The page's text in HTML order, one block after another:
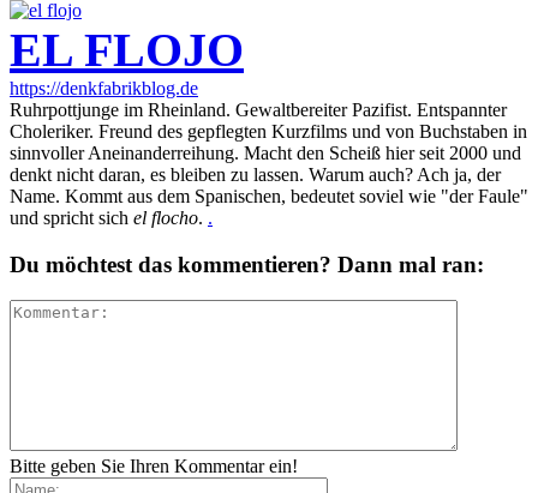
EL FLOJO
https://denkfabrikblog.de
Ruhrpottjunge im Rheinland. Gewaltbereiter Pazifist. Entspannter
Choleriker. Freund des gepflegten Kurzfilms und von Buchstaben in
sinnvoller Aneinanderreihung. Macht den Scheiß hier seit 2000 und
denkt nicht daran, es bleiben zu lassen. Warum auch? Ach ja, der
Name. Kommt aus dem Spanischen, bedeutet soviel wie "der Faule"
und spricht sich el flocho. .
Du möchtest das kommentieren? Dann mal ran:
Bitte geben Sie Ihren Kommentar ein!